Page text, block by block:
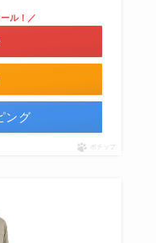
ル！／
ング
ポチップ